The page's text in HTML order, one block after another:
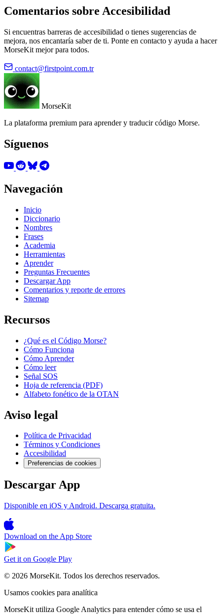
Comentarios sobre Accesibilidad
Si encuentras barreras de accesibilidad o tienes sugerencias de
mejora, nos encantaría saber de ti. Ponte en contacto y ayuda a hacer
MorseKit mejor para todos.
contact@firstpoint.com.tr
MorseKit
La plataforma premium para aprender y traducir código Morse.
Síguenos
Navegación
Inicio
Diccionario
Nombres
Frases
Academia
Herramientas
Aprender
Preguntas Frecuentes
Descargar App
Comentarios y reporte de errores
Sitemap
Recursos
¿Qué es el Código Morse?
Cómo Funciona
Cómo Aprender
Cómo leer
Señal SOS
Hoja de referencia (PDF)
Alfabeto fonético de la OTAN
Aviso legal
Política de Privacidad
Términos y Condiciones
Accesibilidad
Preferencias de cookies
Descargar App
Disponible en iOS y Android. Descarga gratuita.
Download on the App Store
Get it on Google Play
© 2026 MorseKit. Todos los derechos reservados.
Usamos cookies para analítica
MorseKit utiliza Google Analytics para entender cómo se usa el